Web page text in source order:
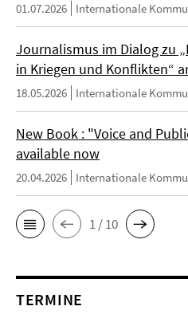
01.07.2026 Internationale
Journalismus im Dialog zu
in Kriegen und Konflikten“
18.05.2026 Internationale
New Book : "Voice and
available now
20.04.2026 Internationale
1 / 10
TERMINE